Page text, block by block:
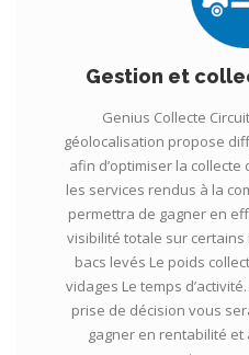
Gestion et
Genius Collecte
géolocalisation propose
afin d’optimiser la
les services rendus à la
permettra de gagner en
visibilité totale sur
bacs levés Le poids
vidages Le temps
prise de décision vous
gagner en rentabilité